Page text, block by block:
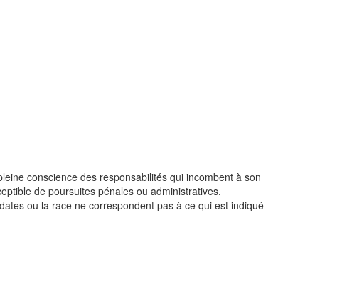
conscience des responsabilités qui incombent à son
de poursuites pénales ou administratives.
ou la race ne correspondent pas à ce qui est indiqué